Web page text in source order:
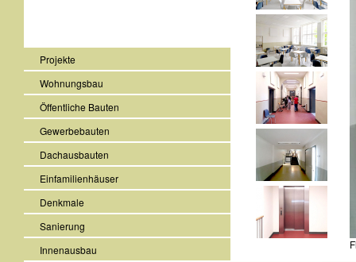
Projekte
Wohnungsbau
Öffentliche Bauten
Gewerbebauten
Dachausbauten
Einfamilienhäuser
Denkmale
Sanierung
Innenausbau